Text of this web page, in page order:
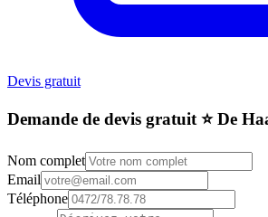
Devis gratuit
Demande de devis gratuit ⭐️ De
Nom complet
Email
Téléphone